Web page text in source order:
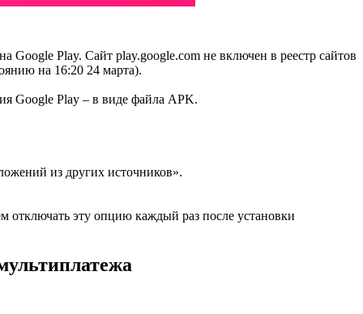
Google Play. Сайт play.google.com не включен в реестр сайтов
на 16:20 24 марта).
Google Play – в виде файла APK.
из других источников».
отключать эту опцию каждый раз после установки